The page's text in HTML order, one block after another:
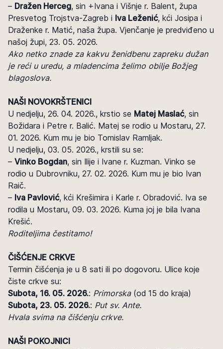
– Dražen Herceg, sin +Ivana i Višnje r. Balent, župa
Presvetog Trojstva-Zagreb i Iva Leženić, kći Josipa i
Draženke r. Matić, naša župa. Vjenčanje je predviđeno u
našoj župi, 23. 05. 2026.
Ako netko znade za kakvu ženidbenu zapreku dužan
je reći u uredu, a mladencima želimo obilje Božjeg
blagoslova.
NAŠI NOVOKRŠTENICI
U nedjelju, 26. 04. 2026., krstio se Matej Maslać, sin
Božidara i Petre r. Balić. Matej se rodio u Mostaru, 27.
01. 2026. Kum mu je bio Tomislav Ramljak.
U nedjelju, 03. 05. 2026., krstili su se:
– Vinko Bogdan, sin Ilije i Ivane r. Kuzman. Vinko se
rodio u Dubrovniku, 27. 02. 2026. Kum mu je bio Ivan
Raič.
– Iva Pavlović, kći Krešimira i Karle r. Obradović. Iva se
rodila u Mostaru, 09. 03. 2026. Kuma joj je bila Ivana
Krešić.
Roditeljima čestitamo!
ČIŠĆENJE CRKVE
Termin čišćenja je u 8 sati ili po dogovoru. Ulice koje
čiste crkve su:
Subota, 16. 05. 2026.: Primorska(od 15 do kraja)
Subota, 23. 05. 2026.: Put sv. Ante.
Hvala svima na čišćenju crkve.
NAŠI POKOJNICI